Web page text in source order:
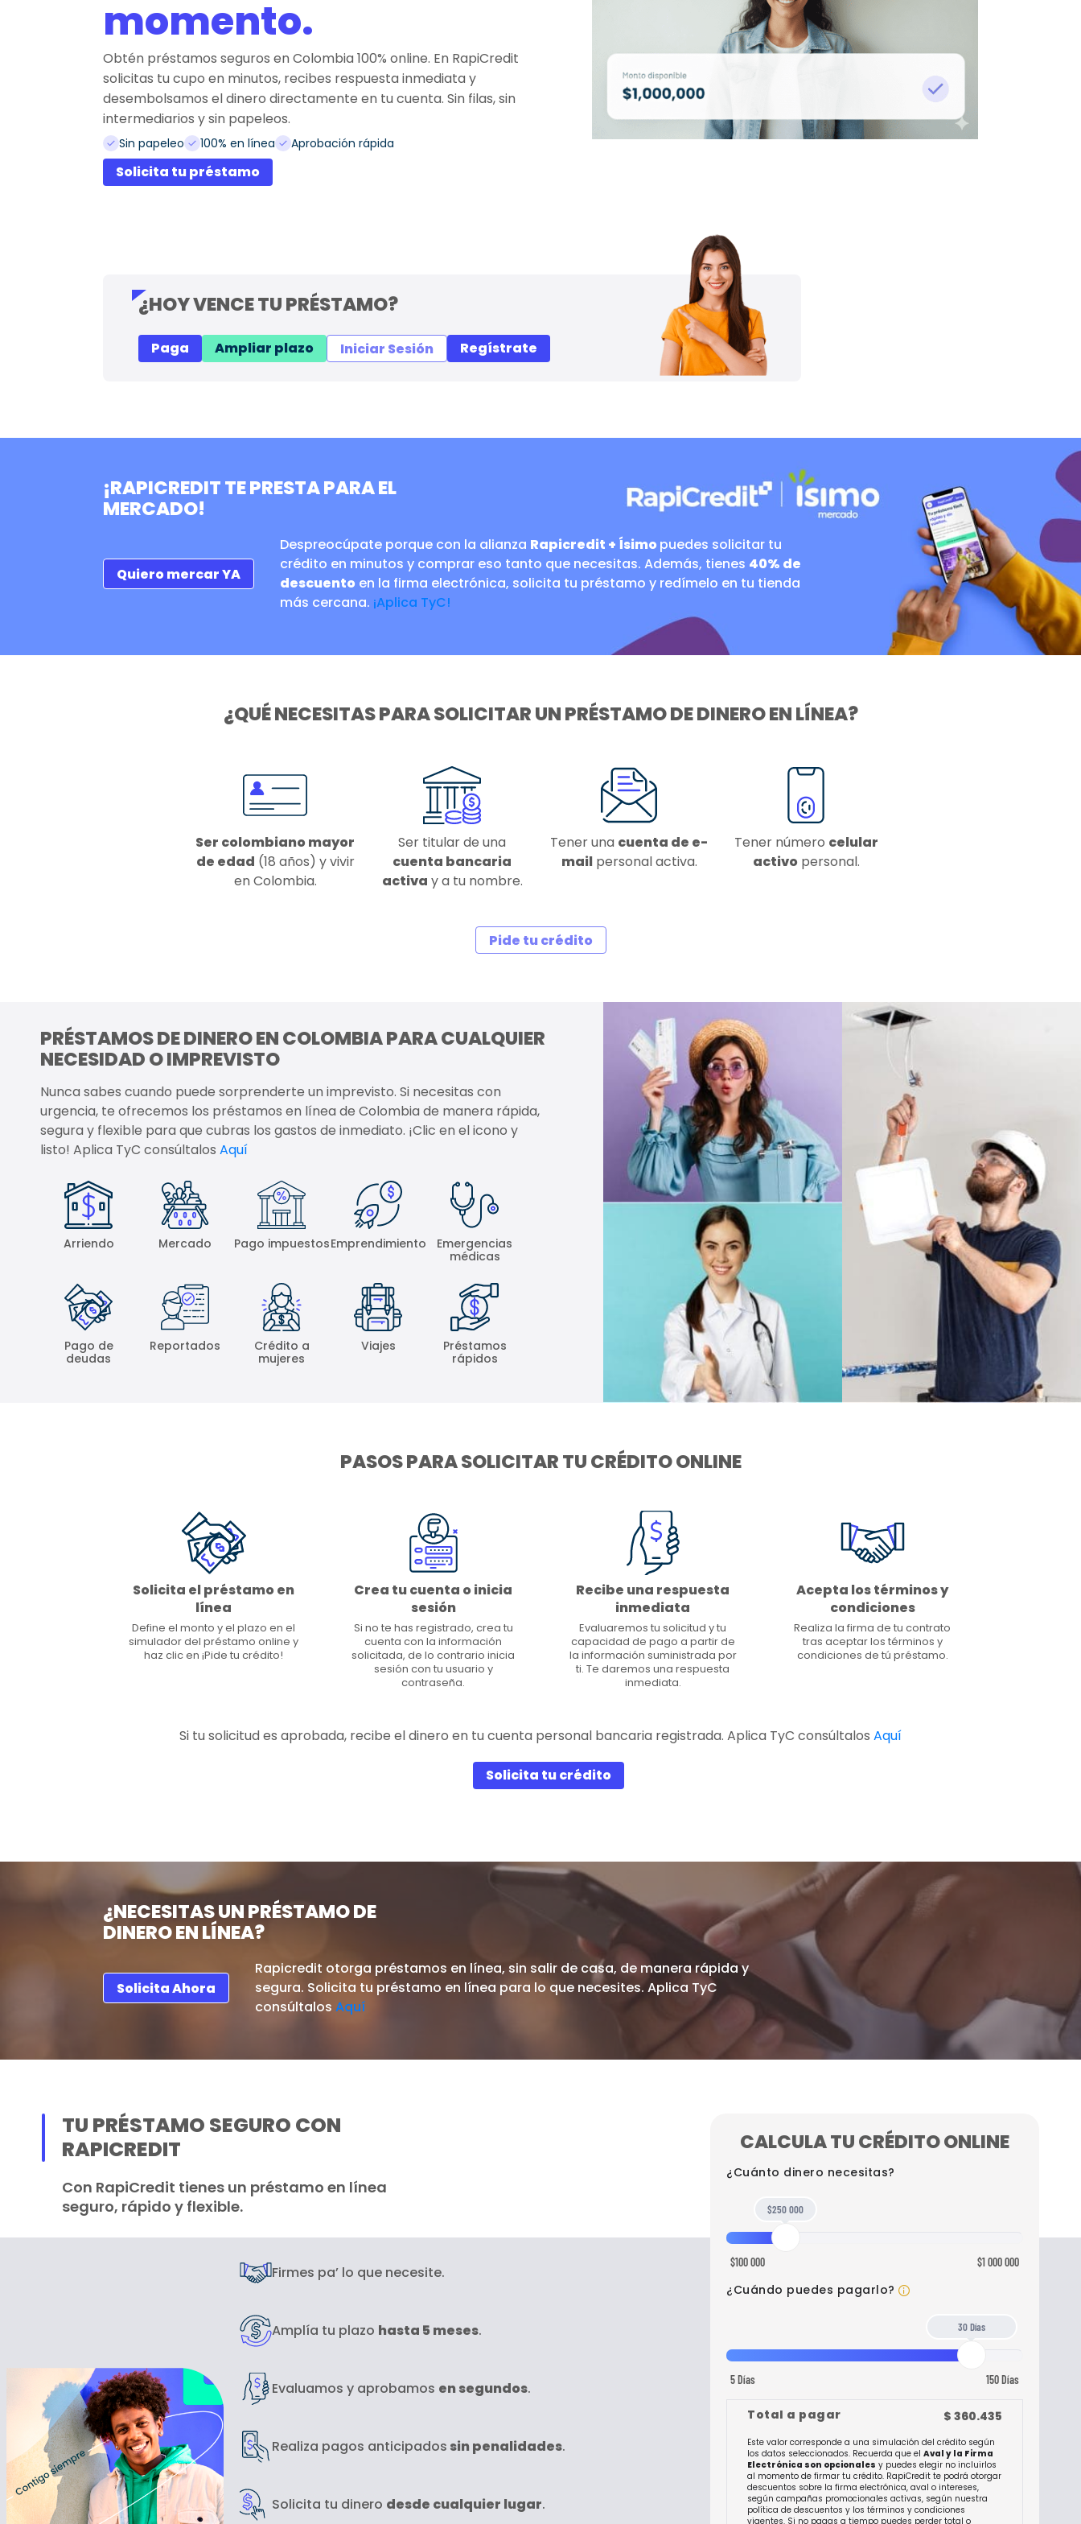
momento.
Obtén préstamos seguros en Colombia 100% online. En RapiCredit
solicitas tu cupo en minutos, recibes respuesta inmediata y
desembolsamos el dinero directamente en tu cuenta. Sin filas, sin
intermediarios y sin papeleos.
Sin papeleo 100% en línea Aprobación rápida
Solicita tu préstamo
¿HOY VENCE TU PRÉSTAMO?
Paga Ampliar plazo Iniciar Sesión Regístrate
¡RAPICREDIT TE PRESTA PARA EL
MERCADO!
Despreocúpate porque con la alianza Rapicredit + Ísimo puedes solicitar tu
crédito en minutos y comprar eso tanto que necesitas. Además, tienes 40% de
descuento en la firma electrónica, solicita tu préstamo y redímelo en tu tienda
más cercana. ¡Aplica TyC!
Quiero mercar YA
¿NECESITAS UN PRÉSTAMO DE
DINERO EN LÍNEA?
Rapicredit otorga préstamos en línea, sin salir de casa, de manera rápida y
segura. Solicita tu préstamo en línea para lo que necesites. Aplica TyC
consúltalos Aquí
Solicita Ahora
TU PRÉSTAMO SEGURO CON
RAPICREDIT
Con RapiCredit tienes un préstamo en línea
seguro, rápido y flexible.
CALCULA TU CRÉDITO ONLINE
¿Cuánto dinero necesitas?
$100 000 $1 000 000
$250 000
¿Cuándo puedes pagarlo?
5 Días 150 Días
30 Días
Total a pagar $ 360.435
Este valor corresponde a una simulación del crédito según
los datos seleccionados. Recuerda que el Aval y la Firma
Electrónica son opcionales y puedes elegir no incluirlos
al momento de firmar tu crédito. RapiCredit te podrá otorgar
descuentos sobre la firma electrónica, aval o intereses,
según campañas promocionales activas, según nuestra
política de descuentos y los términos y condiciones
vigentes. Si no pagas a tiempo puedes perder total o
Firmes pa’ lo que necesite.
Amplía tu plazo hasta 5 meses.
Evaluamos y aprobamos en segundos.
Realiza pagos anticipados sin penalidades.
Solicita tu dinero desde cualquier lugar.
¿QUÉ NECESITAS PARA SOLICITAR UN PRÉSTAMO DE DINERO EN LÍNEA?
Ser colombiano mayor
de edad (18 años) y vivir
en Colombia.
Ser titular de una
cuenta bancaria
activa y a tu nombre.
Tener una cuenta de e-
mailpersonal activa.
Tener número celular
activopersonal.
Pide tu crédito
PRÉSTAMOS DE DINERO EN COLOMBIA PARA CUALQUIER
NECESIDAD O IMPREVISTO
Nunca sabes cuando puede sorprenderte un imprevisto. Si necesitas con
urgencia, te ofrecemos los préstamos en línea de Colombia de manera rápida,
segura y flexible para que cubras los gastos de inmediato. ¡Clic en el icono y
listo! Aplica TyC consúltalos Aquí
Arriendo Mercado Pago impuestosEmprendimiento
Emergencias
médicas
Pago de
deudas
Reportados
Crédito a
mujeres
Viajes
Préstamos
rápidos
PASOS PARA SOLICITAR TU CRÉDITO ONLINE
Solicita el préstamo en
línea
Define el monto y el plazo en el
simulador del préstamo online y
haz clic en ¡Pide tu crédito!
Crea tu cuenta o inicia
sesión
Si no te has registrado, crea tu
cuenta con la información
solicitada, de lo contrario inicia
sesión con tu usuario y
contraseña.
Recibe una respuesta
inmediata
Evaluaremos tu solicitud y tu
capacidad de pago a partir de
la información suministrada por
ti. Te daremos una respuesta
inmediata.
Acepta los términos y
condiciones
Realiza la firma de tu contrato
tras aceptar los términos y
condiciones de tú préstamo.
Si tu solicitud es aprobada, recibe el dinero en tu cuenta personal bancaria registrada. Aplica TyC consúltalos Aquí
Solicita tu crédito